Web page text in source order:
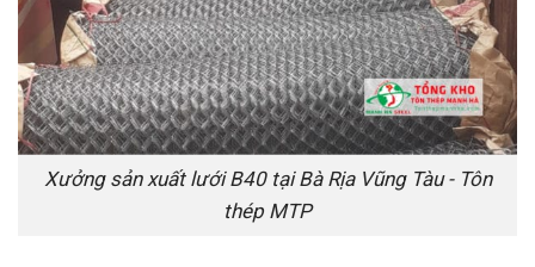
Xưởng sản xuất lưới B40 tại Bà Rịa Vũng Tàu - Tôn
thép MTP